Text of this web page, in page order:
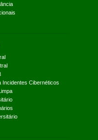
Incidentes Cibernéticos